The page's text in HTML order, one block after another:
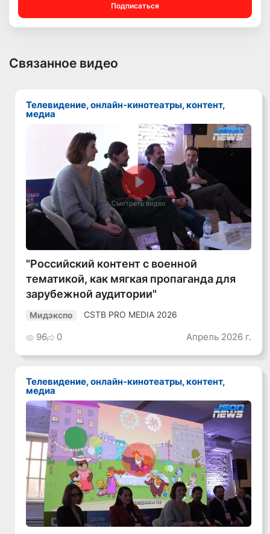
Подписаться
Связанное видео
Телевидение, онлайн-кинотеатры, контент,
медиа
Смотреть видео
"Российский контент с военной
тематикой, как мягкая пропаганда для
зарубежной аудитории"
Мидэкспо CSTB PRO MEDIA 2026
96 0 Апрель 2026 г.
Телевидение, онлайн-кинотеатры, контент,
медиа
Смотреть видео